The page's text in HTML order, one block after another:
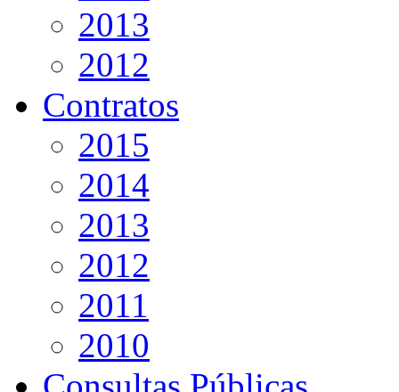
2013
2012
Contratos
2015
2014
2013
2012
2011
2010